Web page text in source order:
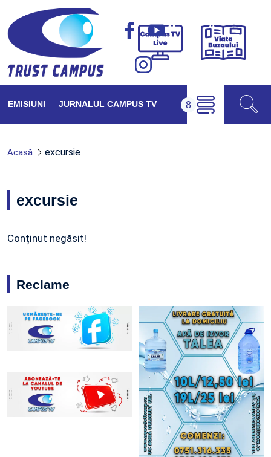
Campus
Viața
EMISIUNI JURNALUL CAMPUS TV
Acasă excursie
excursie
Conținut negăsit!
Reclame